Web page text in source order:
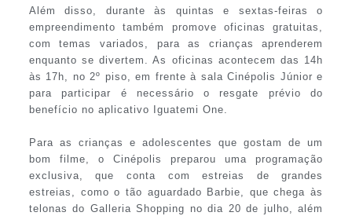
Além disso, durante às quintas e sextas-feiras o
empreendimento também promove oficinas gratuitas,
com temas variados, para as crianças aprenderem
enquanto se divertem. As oficinas acontecem das 14h
às 17h, no 2º piso, em frente à sala Cinépolis Júnior e
para participar é necessário o resgate prévio do
benefício no aplicativo Iguatemi One.
Para as crianças e adolescentes que gostam de um
bom filme, o Cinépolis preparou uma programação
exclusiva, que conta com estreias de grandes
estreias, como o tão aguardado Barbie, que chega às
telonas do Galleria Shopping no dia 20 de julho, além